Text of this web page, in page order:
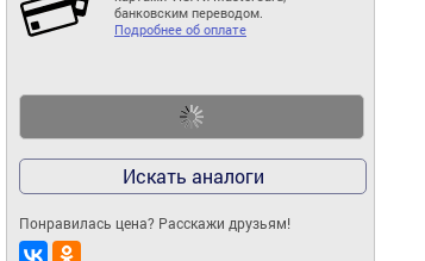
банковским переводом.
Подробнее об оплате
Искать аналоги
Понравилась цена? Расскажи друзьям!